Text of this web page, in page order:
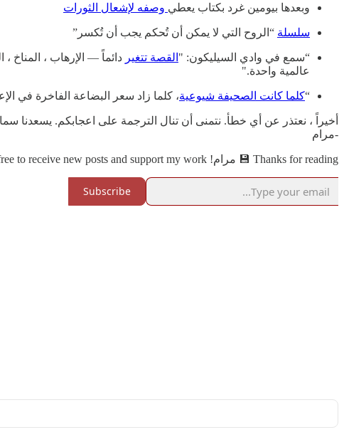
وبعدها بيومين غرد بكتاب يعطي وصفه لإشعال الثورات
سلسلة “الروح التي لا يمكن أن تُحكم يجب أن تُكسر”
“سمع في وادي السيليكون: " القصة تتغير دائماً — الإرهاب ،
عالمية واحدة."
“كلما كانت الصحيفة شيوعية، كلما زاد سعر البضاعة الفاخرة في
أخيراً ، نعتذر عن أي خطأ. نتمنى أن تنال الترجمة على اعجابكم. يسعدنا سماع
-مرام
Thanks for reading 💾 مرام! Subscribe for free to receive new posts and support my work.
Subscribe